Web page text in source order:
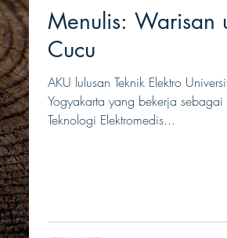
Menulis: Warisan
Cucu
AKU lulusan Teknik Elektro
Yogyakarta yang bekerja
Teknologi Elektromedis...